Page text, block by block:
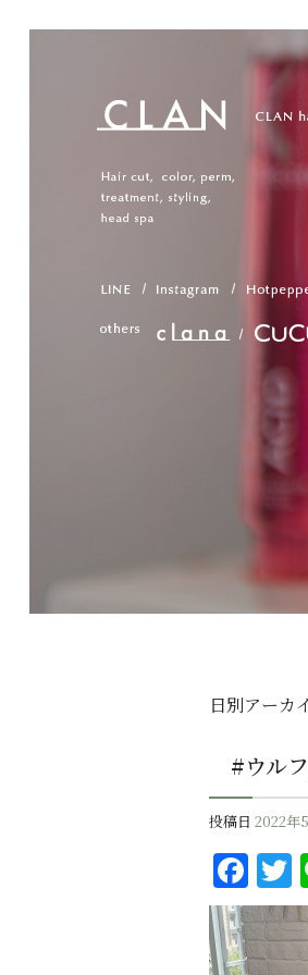
日別アーカ
#ウル
投稿日 2022年
F
a
c